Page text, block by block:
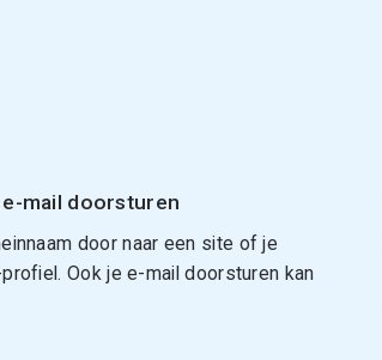
e-mail doorsturen
door naar een site of je
Ook je e-mail doorsturen kan